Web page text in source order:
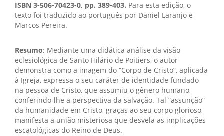
ISBN 3-506-70423-0, pp. 389-403. Para esta edição, o
texto foi traduzido ao português por Daniel Laranjo e
Marcos Pereira.
Resumo: Mediante uma didática análise da visão
eclesiológica de Santo Hilário de Poitiers, o autor
demonstra como a imagem do “Corpo de Cristo”, aplicada
à Igreja, expressa o seu caráter de identidade fundado
na pessoa de Cristo, que assumiu o gênero humano,
conferindo-lhe a perspectiva da salvação. Tal “assunção”
da humanidade em Cristo, graças ao seu corpo glorioso,
manifesta a união misteriosa que desvela as implicações
escatológicas do Reino de Deus.